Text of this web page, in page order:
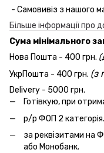
- Самовивіз з нашого
Більше інформації про
Сума мінімального
Нова Пошта - 400 грн.
УкрПошта - 400 грн. (з
Delivery - 5000 грн.
Готівкую, при
р/р ФОП 2
за реквізитами на
або Монобанк.